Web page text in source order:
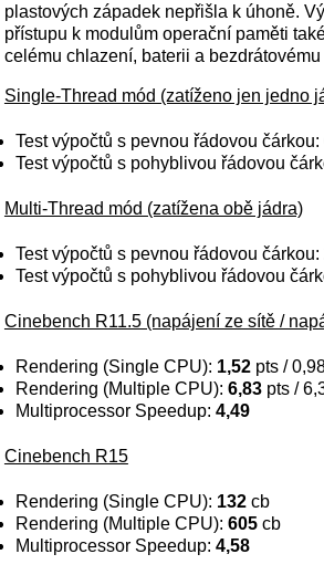
plastových západek nepřišla k úhoně.
přístupu k modulům operační paměti
celému chlazení, baterii a bezdrátovému
Single-Thread mód (zatíženo jen jedno
Test výpočtů s pevnou řádovou čárkou:
Test výpočtů s pohyblivou řádovou
Multi-Thread mód (zatížena obě jádra)
Test výpočtů s pevnou řádovou čárkou:
Test výpočtů s pohyblivou řádovou
Cinebench R11.5 (napájení ze sítě /
Rendering (Single CPU): 1,52pts /
Rendering (Multiple CPU): 6,83pts /
Multiprocessor Speedup: 4,49
Cinebench R15
Rendering (Single CPU): 132cb
Rendering (Multiple CPU): 605cb
Multiprocessor Speedup: 4,58